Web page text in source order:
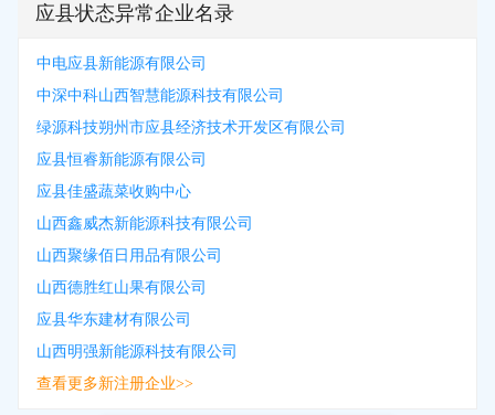
应县状态异常企业名录
中电应县新能源有限公司
中深中科山西智慧能源科技有限公司
绿源科技朔州市应县经济技术开发区有限公司
应县恒睿新能源有限公司
应县佳盛蔬菜收购中心
山西鑫威杰新能源科技有限公司
山西聚缘佰日用品有限公司
山西德胜红山果有限公司
应县华东建材有限公司
山西明强新能源科技有限公司
查看更多新注册企业>>